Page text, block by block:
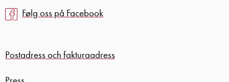
Følg oss på Facebook
Postadress och fakturaadress